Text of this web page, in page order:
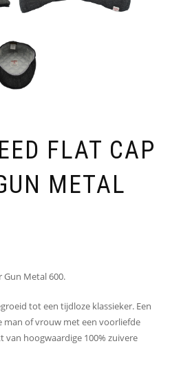
FLAT CAP
METAL
Gun Metal 600.
tot een tijdloze klassieker. Een
man of vrouw met een voorliefde
hoogwaardige 100% zuivere